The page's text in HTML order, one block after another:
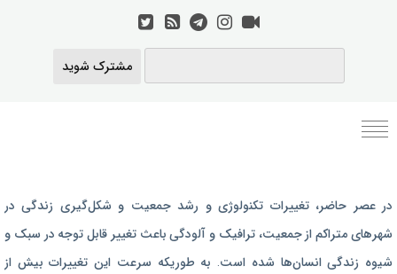
مشترک شوید
رژیم غذایی بارداری
برنامه رژیم درمانی
در عصر حاضر،‌ تغییرات تکنولوژی و رشد جمعیت و شکل‌گیری زندگی‌ در
شهرهای متراکم از جمعیت، ترافیک و آلودگی باعث تغییر قابل توجه در سبک و
شیوه زندگی انسان‌ها شده است. به طوریکه سرعت این تغییرات بیش از